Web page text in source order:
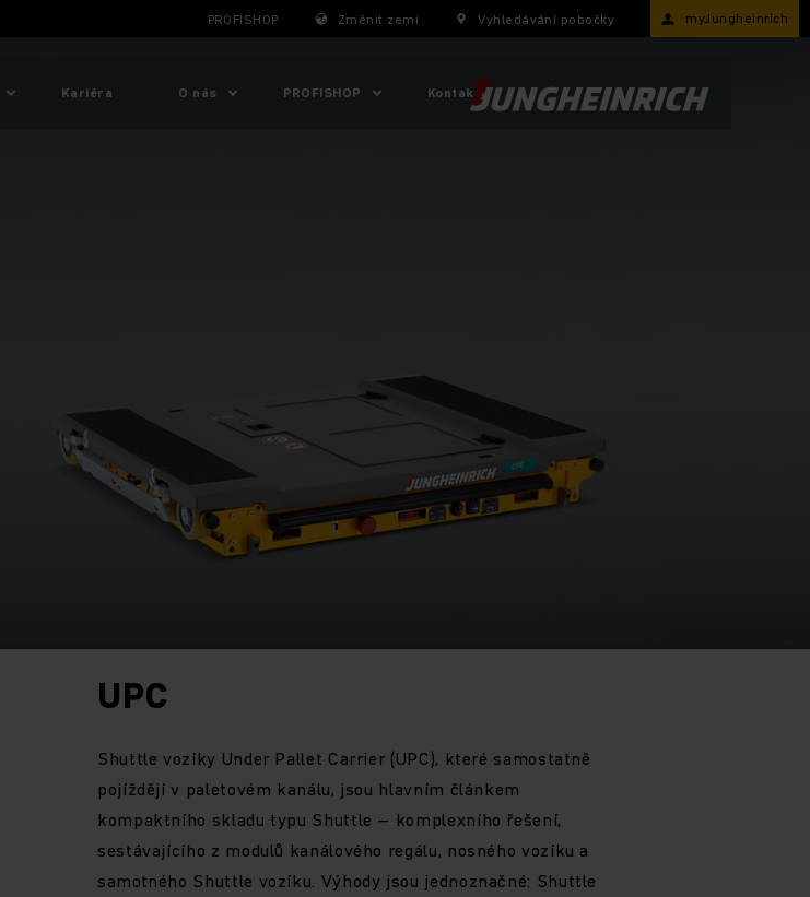
PROFISHOP Změnit zemi Vyhledávání pobočky myJungheinrich
Kariéra O nás PROFISHOP Kontakty
UPC
Shuttle vozíky Under Pallet Carrier (UPC), které samostatně
pojíždějí v paletovém kanálu, jsou hlavním článkem
kompaktního skladu typu Shuttle – komplexního řešení,
sestávajícího z modulů kanálového regálu, nosného vozíku a
samotného Shuttle vozíku. Výhody jsou jednoznačné: Shuttle